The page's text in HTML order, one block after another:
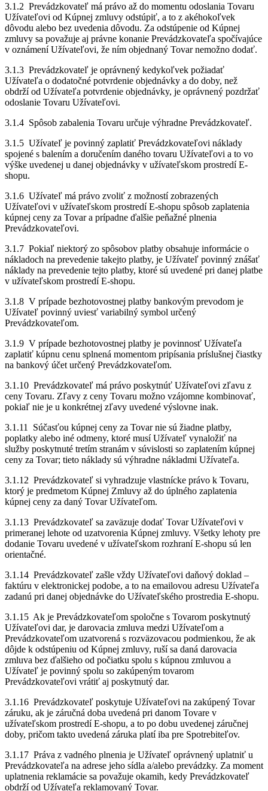
3.1.2 Prevádzkovateľ má právo až do momentu odoslania Tovaru
Užívateľovi od Kúpnej zmluvy odstúpiť, a to z akéhokoľvek
dôvodu alebo bez uvedenia dôvodu. Za odstúpenie od Kúpnej
zmluvy sa považuje aj právne konanie Prevádzkovateľa spočívajúce
v oznámení Užívateľovi, že ním objednaný Tovar nemožno dodať.
3.1.3 Prevádzkovateľ je oprávnený kedykoľvek požiadať
Užívateľa o dodatočné potvrdenie objednávky a do doby, než
obdrží od Užívateľa potvrdenie objednávky, je oprávnený pozdržať
odoslanie Tovaru Užívateľovi.
3.1.4 Spôsob zabalenia Tovaru určuje výhradne Prevádzkovateľ.
3.1.5 Užívateľ je povinný zaplatiť Prevádzkovateľovi náklady
spojené s balením a doručením daného tovaru Užívateľovi a to vo
výške uvedenej u danej objednávky v užívateľskom prostredí E-
shopu.
3.1.6 Užívateľ má právo zvoliť z možností zobrazených
Užívateľovi v užívateľskom prostredí E-shopu spôsob zaplatenia
kúpnej ceny za Tovar a prípadne ďalšie peňažné plnenia
Prevádzkovateľovi.
3.1.7 Pokiaľ niektorý zo spôsobov platby obsahuje informácie o
nákladoch na prevedenie takejto platby, je Užívateľ povinný znášať
náklady na prevedenie tejto platby, ktoré sú uvedené pri danej platbe
v užívateľskom prostredí E-shopu.
3.1.8 V prípade bezhotovostnej platby bankovým prevodom je
Užívateľ povinný uviesť variabilný symbol určený
Prevádzkovateľom.
3.1.9 V prípade bezhotovostnej platby je povinnosť Užívateľa
zaplatiť kúpnu cenu splnená momentom pripísania príslušnej čiastky
na bankový účet určený Prevádzkovateľom.
3.1.10 Prevádzkovateľ má právo poskytnúť Užívateľovi zľavu z
ceny Tovaru. Zľavy z ceny Tovaru možno vzájomne kombinovať,
pokiaľ nie je u konkrétnej zľavy uvedené výslovne inak.
3.1.11 Súčasťou kúpnej ceny za Tovar nie sú žiadne platby,
poplatky alebo iné odmeny, ktoré musí Užívateľ vynaložiť na
služby poskytnuté tretím stranám v súvislosti so zaplatením kúpnej
ceny za Tovar; tieto náklady sú výhradne nákladmi Užívateľa.
3.1.12 Prevádzkovateľ si vyhradzuje vlastnícke právo k Tovaru,
ktorý je predmetom Kúpnej Zmluvy až do úplného zaplatenia
kúpnej ceny za daný Tovar Užívateľom.
3.1.13 Prevádzkovateľ sa zaväzuje dodať Tovar Užívateľovi v
primeranej lehote od uzatvorenia Kúpnej zmluvy. Všetky lehoty pre
dodanie Tovaru uvedené v užívateľskom rozhraní E-shopu sú len
orientačné.
3.1.14 Prevádzkovateľ zašle vždy Užívateľovi daňový doklad –
faktúru v elektronickej podobe, a to na emailovou adresu Užívateľa
zadanú pri danej objednávke do Užívateľského prostredia E-shopu.
3.1.15 Ak je Prevádzkovateľom spoločne s Tovarom poskytnutý
Užívateľovi dar, je darovacia zmluva medzi Užívateľom a
Prevádzkovateľom uzatvorená s rozväzovacou podmienkou, že ak
dôjde k odstúpeniu od Kúpnej zmluvy, ruší sa daná darovacia
zmluva bez ďalšieho od počiatku spolu s kúpnou zmluvou a
Užívateľ je povinný spolu so zakúpeným tovarom
Prevádzkovateľovi vrátiť aj poskytnutý dar.
3.1.16 Prevádzkovateľ poskytuje Užívateľovi na zakúpený Tovar
záruku, ak je záručná doba uvedená pri danom Tovare v
užívateľskom prostredí E-shopu, a to po dobu uvedenej záručnej
doby, pričom takto uvedená záruka platí iba pre Spotrebiteľov.
3.1.17 Práva z vadného plnenia je Užívateľ oprávnený uplatniť u
Prevádzkovateľa na adrese jeho sídla a/alebo prevádzky. Za moment
uplatnenia reklamácie sa považuje okamih, kedy Prevádzkovateľ
obdrží od Užívateľa reklamovaný Tovar.